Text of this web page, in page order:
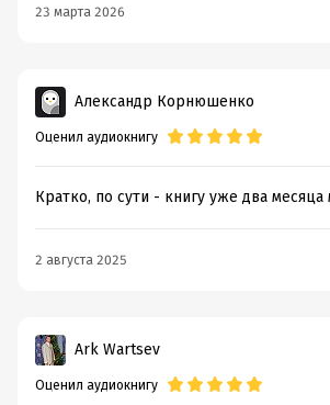
23 марта 2026
Александр Корнюшенко
Оценил аудиокнигу
Кратко, по сути - книгу уже два
2 августа 2025
Ark Wartsev
Оценил аудиокнигу